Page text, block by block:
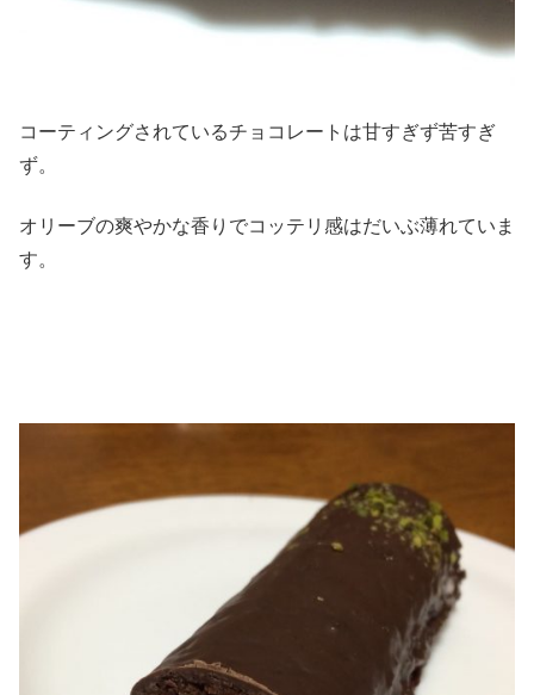
コーティングされているチョコレートは甘すぎず苦すぎ
ず。
オリーブの爽やかな香りでコッテリ感はだいぶ薄れていま
す。